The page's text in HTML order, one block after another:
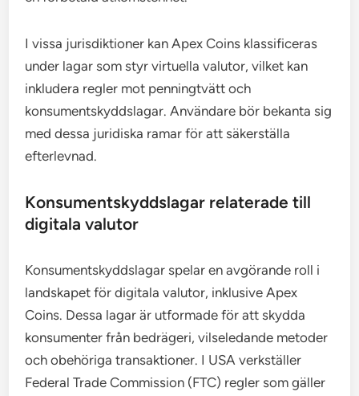
I vissa jurisdiktioner kan Apex Coins klassificeras
under lagar som styr virtuella valutor, vilket kan
inkludera regler mot penningtvätt och
konsumentskyddslagar. Användare bör bekanta sig
med dessa juridiska ramar för att säkerställa
efterlevnad.
Konsumentskyddslagar relaterade till
digitala valutor
Konsumentskyddslagar spelar en avgörande roll i
landskapet för digitala valutor, inklusive Apex
Coins. Dessa lagar är utformade för att skydda
konsumenter från bedrägeri, vilseledande metoder
och obehöriga transaktioner. I USA verkställer
Federal Trade Commission (FTC) regler som gäller